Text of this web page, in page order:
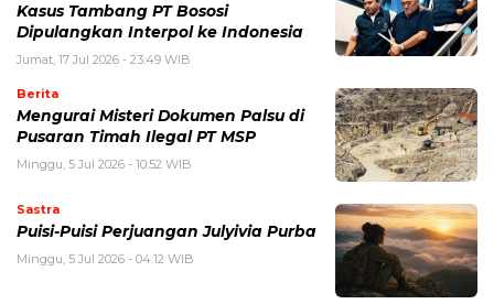
Kasus Tambang PT Bososi
Dipulangkan Interpol ke Indonesia
Jumat, 17 Jul 2026 - 23:49 WIB
Berita
Mengurai Misteri Dokumen Palsu di
Pusaran Timah Ilegal PT MSP
Minggu, 5 Jul 2026 - 10:52 WIB
Sastra
Puisi-Puisi Perjuangan Julyivia Purba
Minggu, 5 Jul 2026 - 04:12 WIB